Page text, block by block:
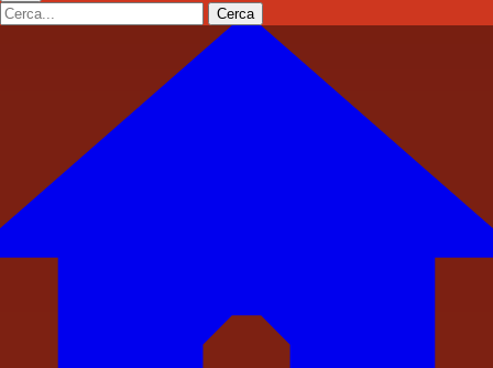
Cerca